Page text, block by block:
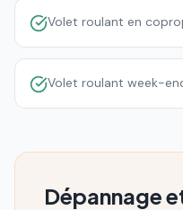
Volet roulant en
Volet roulant week-
Dépannage